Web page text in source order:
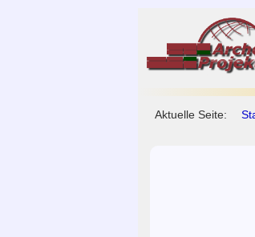
Aktuelle Seite: